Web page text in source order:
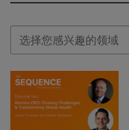
Select Filter